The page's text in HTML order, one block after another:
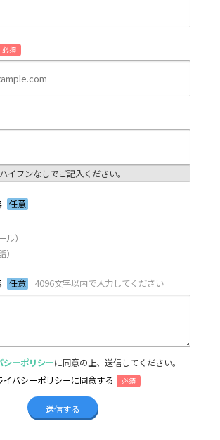
必須
ハイフンなしでご記入ください。
任意
）
任意 4096文字以内で入力してください
シーポリシーに同意の上、送信してください。
イバシーポリシーに同意する
必須